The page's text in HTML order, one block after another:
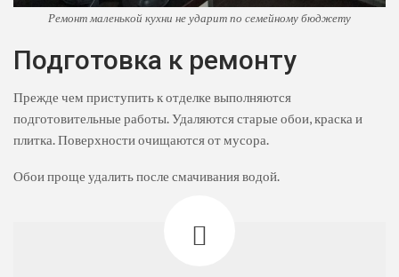
Ремонт маленькой кухни не ударит по семейному бюджету
Подготовка к ремонту
Прежде чем приступить к отделке выполняются
подготовительные работы. Удаляются старые обои, краска и
плитка. Поверхности очищаются от мусора.
Обои проще удалить после смачивания водой.